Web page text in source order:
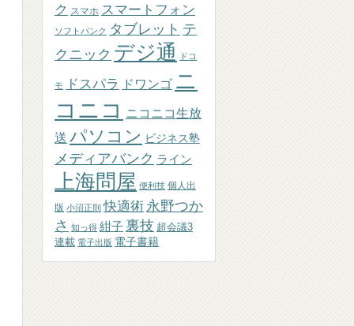
ク スマホ スマートフォン
ソフトバンク タブレット テ
クニック デジ通 ドコ
モ ドスパラ ドワンゴ ニ
コニコ ニコニコ生放
送 パソコン ビジネス塾
メディアバンク ライン
上海問屋 便利技 個人出
版 小沼正則 快適術 永野つか
さ 知っ得 紺子 裏技 超会議3
連載 電子出版 電子書籍